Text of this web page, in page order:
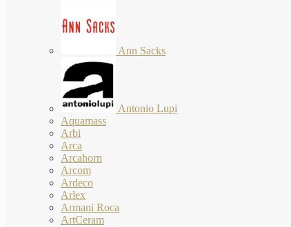
Ann Sacks
Antonio Lupi
Aquamass
Arbi
Arca
Arcahorn
Arcom
Ardeco
Arlex
Armani Roca
ArtCeram